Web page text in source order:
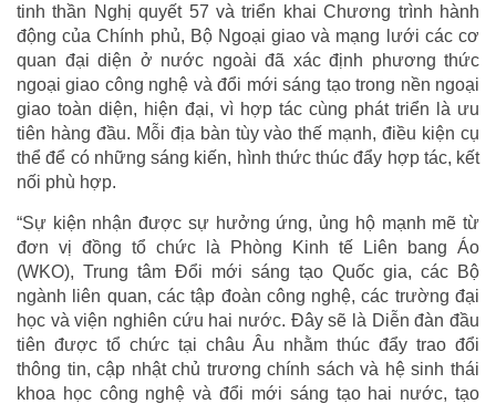
tinh thần Nghị quyết 57 và triển khai Chương trình hành
động của Chính phủ, Bộ Ngoại giao và mạng lưới các cơ
quan đại diện ở nước ngoài đã xác định phương thức
ngoại giao công nghệ và đổi mới sáng tạo trong nền ngoại
giao toàn diện, hiện đại, vì hợp tác cùng phát triển là ưu
tiên hàng đầu. Mỗi địa bàn tùy vào thế mạnh, điều kiện cụ
thể để có những sáng kiến, hình thức thúc đẩy hợp tác, kết
nối phù hợp.
“Sự kiện nhận được sự hưởng ứng, ủng hộ mạnh mẽ từ
đơn vị đồng tổ chức là Phòng Kinh tế Liên bang Áo
(WKO), Trung tâm Đổi mới sáng tạo Quốc gia, các Bộ
ngành liên quan, các tập đoàn công nghệ, các trường đại
học và viện nghiên cứu hai nước. Đây sẽ là Diễn đàn đầu
tiên được tổ chức tại châu Âu nhằm thúc đẩy trao đổi
thông tin, cập nhật chủ trương chính sách và hệ sinh thái
khoa học công nghệ và đổi mới sáng tạo hai nước, tạo